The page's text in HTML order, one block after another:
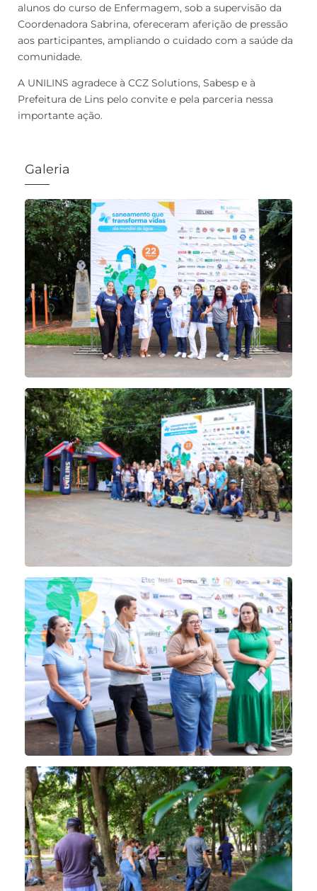
alunos do curso de Enfermagem, sob a supervisão da
Coordenadora Sabrina, ofereceram aferição de pressão
aos participantes, ampliando o cuidado com a saúde da
comunidade.
A UNILINS agradece à CCZ Solutions, Sabesp e à
Prefeitura de Lins pelo convite e pela parceria nessa
importante ação.
Galeria